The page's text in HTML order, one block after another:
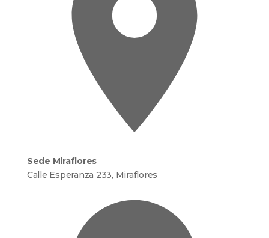
Sede Miraflores
Calle Esperanza 233, Miraflores